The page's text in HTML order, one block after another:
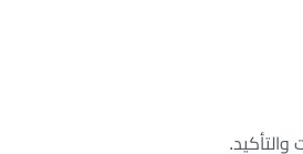
والتأكيد.